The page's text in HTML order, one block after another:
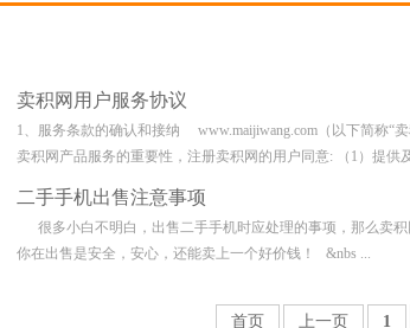
卖积网用户服务协议
1、服务条款的确认和接纳 www.maijiwang.com（以下简称“
卖积网产品服务的重要性，注册卖积网的用户同意: （1）提供
二手手机出售注意事项
很多小白不明白，出售二手手机时应处理的事项，那么卖
你在出售是安全，安心，还能卖上一个好价钱！ &nbs ...
首页 上一页 1